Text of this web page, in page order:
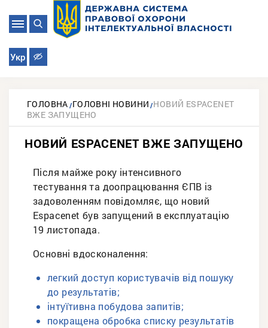
Укр
ГОЛОВНА ГОЛОВНІ НОВИНИ НОВИЙ ESPACENET
ВЖЕ ЗАПУЩЕНО
НОВИЙ ESPACENET ВЖЕ ЗАПУЩЕНО
Після майже року інтенсивного
тестування та доопрацювання ЄПВ із
задоволенням повідомляє, що новий
Espacenet був запущений в експлуатацію
19 листопада.
Основні вдосконалення:
легкий доступ користувачів від пошуку
до результатів;
інтуїтивна побудова запитів;
покращена обробка списку результатів